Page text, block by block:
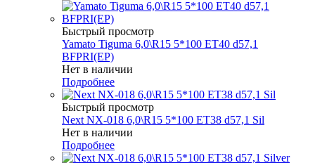
Быстрый просмотр
Yamato Tiguma 6,0\R15 5*100 ET40 d57,1
BFPRI(EP)
Нет в наличии
Подробнее
Быстрый просмотр
Next NX-018 6,0\R15 5*100 ET38 d57,1 Sil
Нет в наличии
Подробнее